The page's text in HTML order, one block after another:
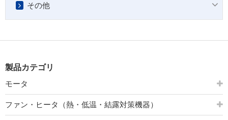
その他
製品カテゴリ
モータ
ファン・ヒータ（熱・低温・結露対策機器）